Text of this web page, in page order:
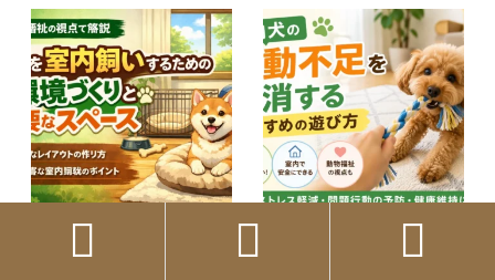
犬を室内飼いするため
の環境づくりと必…
室内犬の運動不足を解
消するおすすめの…
  